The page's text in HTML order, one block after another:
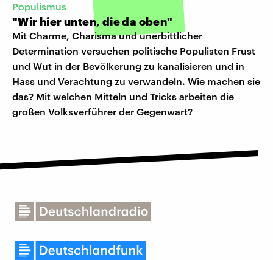
Populismus
"Wir hier unten, die da oben"
Mit Charme, Charisma und unerbittlicher
Determination versuchen politische Populisten Frust
und Wut in der Bevölkerung zu kanalisieren und in
Hass und Verachtung zu verwandeln. Wie machen sie
das? Mit welchen Mitteln und Tricks arbeiten die
großen Volksverführer der Gegenwart?